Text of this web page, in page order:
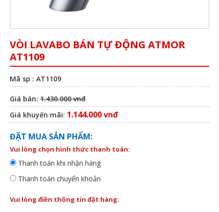
VÒI LAVABO BÁN TỰ ĐỘNG ATMOR
AT1109
Mã sp : AT1109
Giá bán: 1.430.000 vnđ
Giá khuyến mãi: 1.144.000 vnđ
ĐẶT MUA SẢN PHẨM:
Vui lòng chọn hình thức thanh toán:
Thanh toán khi nhận hàng
Thanh toán chuyển khoản
Vui lòng điền thông tin đặt hàng: